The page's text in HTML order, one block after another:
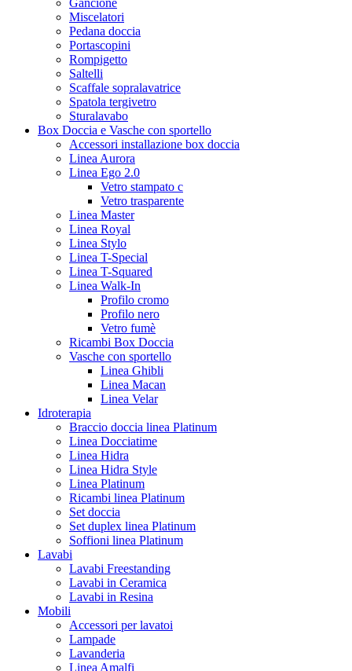
Gancione
Miscelatori
Pedana doccia
Portascopini
Rompigetto
Saltelli
Scaffale sopralavatrice
Spatola tergivetro
Sturalavabo
Box Doccia e Vasche con sportello
Accessori installazione box doccia
Linea Aurora
Linea Ego 2.0
Vetro stampato c
Vetro trasparente
Linea Master
Linea Royal
Linea Stylo
Linea T-Special
Linea T-Squared
Linea Walk-In
Profilo cromo
Profilo nero
Vetro fumè
Ricambi Box Doccia
Vasche con sportello
Linea Ghibli
Linea Macan
Linea Velar
Idroterapia
Braccio doccia linea Platinum
Linea Docciatime
Linea Hidra
Linea Hidra Style
Linea Platinum
Ricambi linea Platinum
Set doccia
Set duplex linea Platinum
Soffioni linea Platinum
Lavabi
Lavabi Freestanding
Lavabi in Ceramica
Lavabi in Resina
Mobili
Accessori per lavatoi
Lampade
Lavanderia
Linea Amalfi